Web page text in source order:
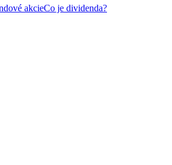
akcieCo je dividenda?